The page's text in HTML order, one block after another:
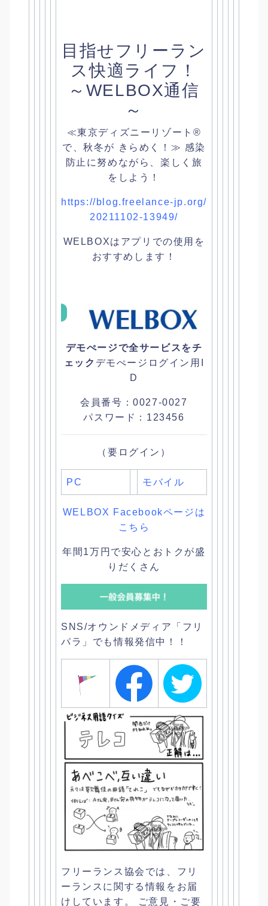
目指せフリーラン
ス快適ライフ！
～WELBOX通信
～
≪東京ディズニーリゾート®
で、秋冬が きらめく！≫ 感染
防止に努めながら、楽しく旅
をしよう！
https://blog.freelance-jp.org/
20211102-13949/
WELBOXはアプリでの使用を
おすすめします！
デモぺージで全サービスをチ
ェック デモぺージログイン用I
D
会員番号：0027-0027
パスワード：123456
（要ログイン）
PC モバイル
WELBOX Facebookページは
こちら
年間1万円で安心とおトクが盛
りだくさん
SNS/オウンドメディア「フリ
パラ」でも情報発信中！！
フリーランス協会では、 フリ
ーランスに関する情報をお届
けしています。 ご意見・ご要